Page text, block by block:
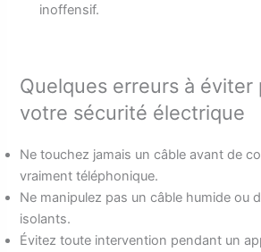
inoffensif.
Quelques erreurs à éviter
votre sécurité électrique
Ne touchez jamais un câble avant de
vraiment téléphonique.
Ne manipulez pas un câble humide ou
isolants.
Évitez toute intervention pendant un